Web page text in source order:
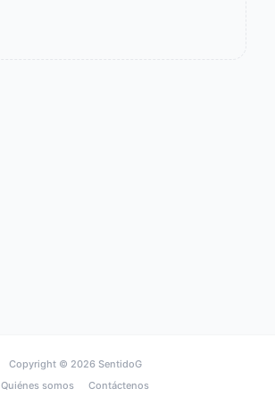
Copyright © 2026 SentidoG
Quiénes somos
Contáctenos